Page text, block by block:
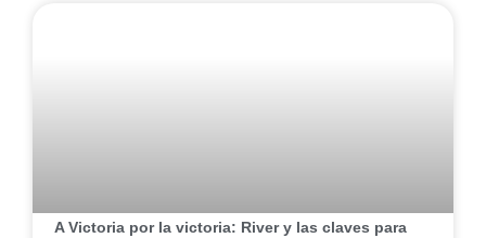
​A Victoria por la victoria: River y las claves para